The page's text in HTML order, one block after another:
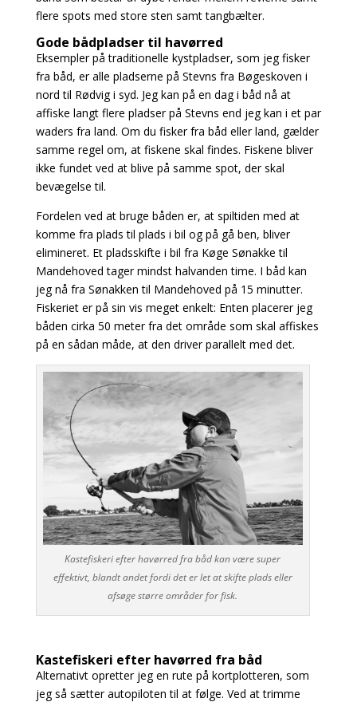
flere spots med store sten samt tangbælter.
Gode bådpladser til havørred
Eksempler på traditionelle kystpladser, som jeg fisker
fra båd, er alle pladserne på Stevns fra Bøgeskoven i
nord til Rødvig i syd. Jeg kan på en dag i båd nå at
affiske langt flere pladser på Stevns end jeg kan i et par
waders fra land. Om du fisker fra båd eller land, gælder
samme regel om, at fiskene skal findes. Fiskene bliver
ikke fundet ved at blive på samme spot, der skal
bevægelse til.
Fordelen ved at bruge båden er, at spiltiden med at
komme fra plads til plads i bil og på gå ben, bliver
elimineret. Et pladsskifte i bil fra Køge Sønakke til
Mandehoved tager mindst halvanden time. I båd kan
jeg nå fra Sønakken til Mandehoved på 15 minutter.
Fiskeriet er på sin vis meget enkelt: Enten placerer jeg
båden cirka 50 meter fra det område som skal affiskes
på en sådan måde, at den driver parallelt med det.
Kastefiskeri efter havørred fra båd kan være super
effektivt, blandt andet fordi det er let at skifte plads eller
afsøge større områder for fisk.
Kastefiskeri efter havørred fra båd
Alternativt opretter jeg en rute på kortplotteren, som
jeg så sætter autopiloten til at følge. Ved attrimme